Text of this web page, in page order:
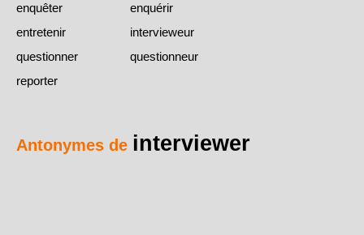
enquêter
enquérir
entretenir
intervieweur
questionner
questionneur
reporter
Antonymes de interviewer